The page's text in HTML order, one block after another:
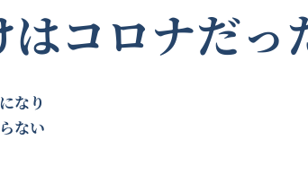
はコロナだっ
なり
ない